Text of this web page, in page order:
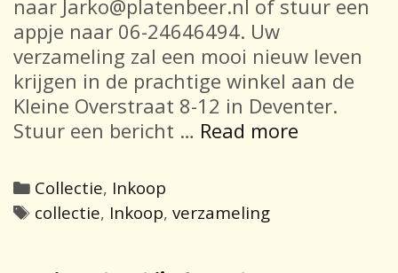
naar Jarko@platenbeer.nl of stuur een
appje naar 06-24646494. Uw
verzameling zal een mooi nieuw leven
krijgen in de prachtige winkel aan de
Kleine Overstraat 8-12 in Deventer.
Stuur een bericht … Read more
Categories
Collectie, Inkoop
Tags
collectie, Inkoop,verzameling